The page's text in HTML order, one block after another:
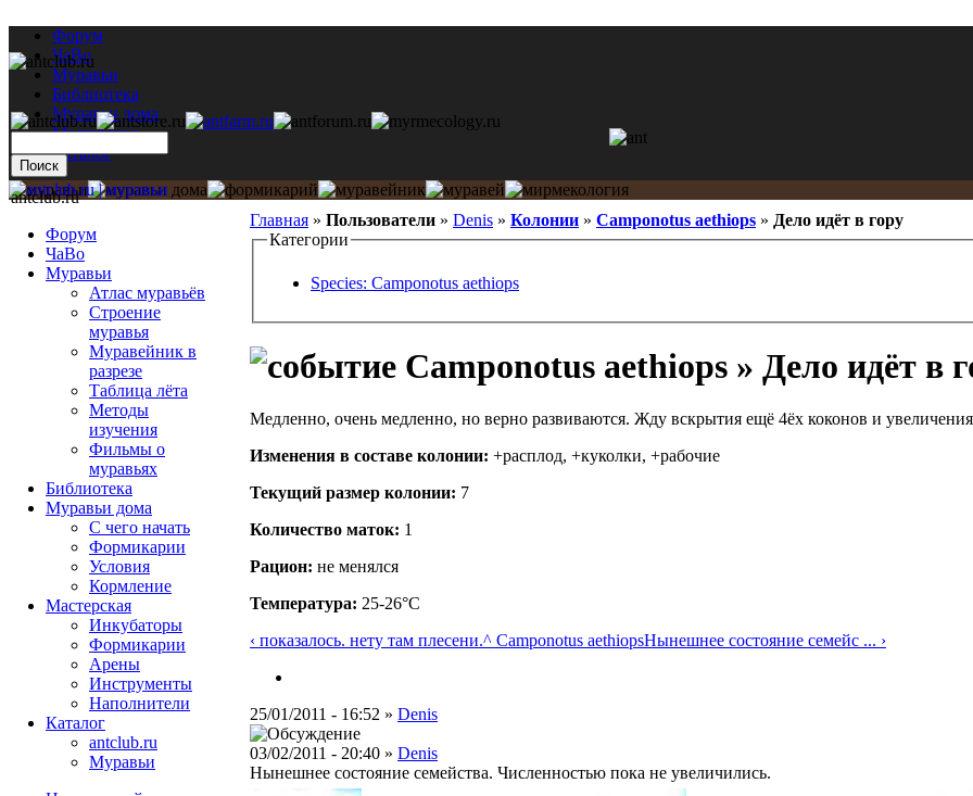
Форум
ЧаВо
Муравьи
Библиотека
Муравьи дома
Мастерская
Каталог
Главная » Пользователи » Denis » Колонии » Camponotus aethiops » Дело идёт в гору
Категории
Species: Camponotus aethiops
Camponotus aethiops » Дело идёт в
Медленно, очень медленно, но верно развиваются. Жду вскрытия ещё 4ёх коконов и
Изменения в составе кoлонии: +расплод, +куколки, +рабочие
Текущий размер кoлонии: 7
Количество маток: 1
Рацион: не менялся
Температура: 25-26°C
‹ показалось. нету там плесени.^ Camponotus aethiopsНынешнее состояние семейс ... ›
25/01/2011 - 16:52 » Denis
03/02/2011 - 20:40 » Denis
Нынешнее состояние семейства. Численностью пока не увеличились.
antclub.ru
Форум
ЧаВо
Муравьи
Атлас муравьёв
Строение
муравья
Муравейник в
разрезе
Таблица лёта
Методы
изучения
Фильмы о
муравьях
Библиотека
Муравьи дома
С чего начать
Формикарии
Условия
Кормление
Мастерская
Инкубаторы
Формикарии
Арены
Инструменты
Наполнители
Каталог
antclub.ru
Муравьи